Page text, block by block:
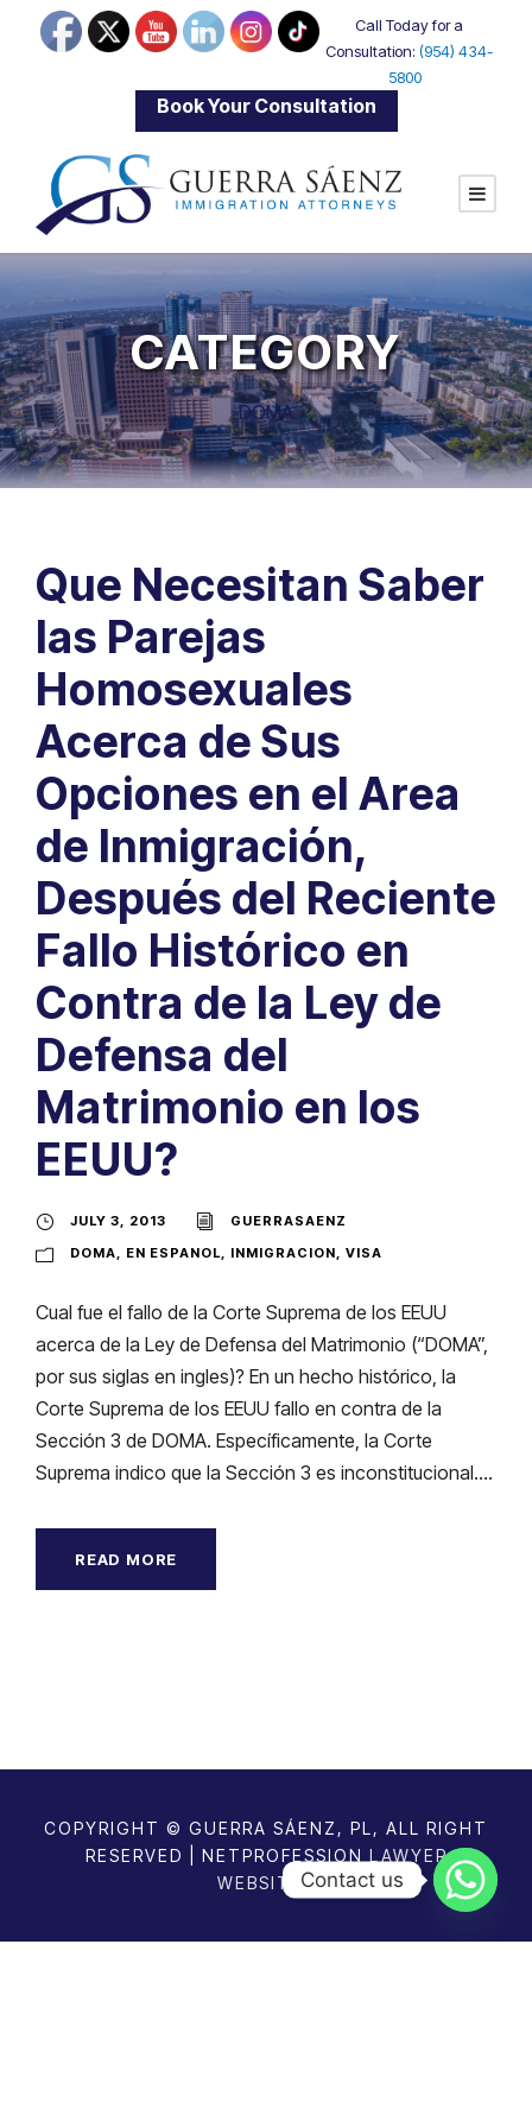
Call Today for a
Consultation: (954) 434-
5800
Book Your Consultation
CATEGORY
DOMA
Que Necesitan Saber
las Parejas
Homosexuales
Acerca de Sus
Opciones en el Area
de Inmigración,
Después del Reciente
Fallo Histórico en
Contra de la Ley de
Defensa del
Matrimonio en los
EEUU?
JULY 3, 2013
GUERRASAENZ
DOMA
EN ESPANOL INMIGRACION VISA
Cual fue el fallo de la Corte Suprema de los EEUU
acerca de la Ley de Defensa del Matrimonio (“DOMA”,
por sus siglas en ingles)? En un hecho histórico, la
Corte Suprema de los EEUU fallo en contra de la
Sección 3 de DOMA. Específicamente, la Corte
Suprema indico que la Sección 3 es inconstitucional....
READ MORE
COPYRIGHT © GUERRA SÁENZ, PL, ALL RIGHT
RESERVED | NETPROFESSION LAWYER
WEBSITESContact us